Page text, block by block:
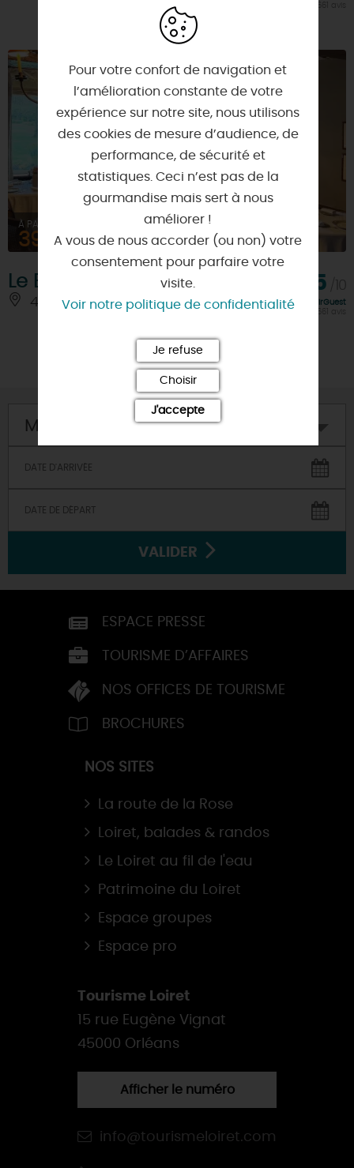
À PARTIR DE
39€
Le Boudoir
45290 - BOISMORAND À 6 KM
7,5
Note FairGuest
Mon hôtel
VALIDER
ESPACE PRESSE
TOURISME D’AFFAIRES
NOS OFFICES DE TOURISME
BROCHURES
NOS SITES
La route de la Rose
Loiret, balades & randos
Le Loiret au fil de l'eau
Patrimoine du Loiret
Espace groupes
Espace pro
Tourisme Loiret
15 rue Eugène Vignat
45000 Orléans
Afficher le numéro
info@tourismeloiret.com
Pour votre confort de navigation et
l’amélioration constante de votre
expérience sur notre site, nous utilisons
des cookies de mesure d’audience, de
performance, de sécurité et
statistiques. Ceci n’est pas de la
gourmandise mais sert à nous
améliorer !
A vous de nous accorder (ou non) votre
consentement pour parfaire votre
visite.
Voir notre politique de confidentialité
Je refuse
Choisir
J'accepte